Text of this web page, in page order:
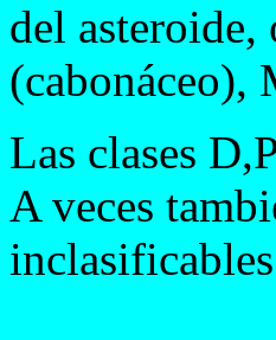
del
(cabonáceo),
Las clases
A veces